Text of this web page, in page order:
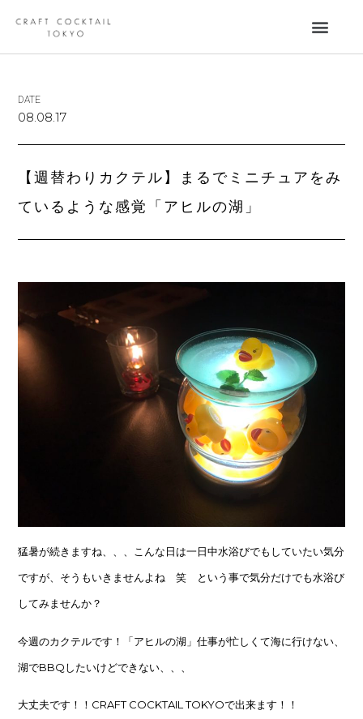
DATE
08.08.17
【週替わりカクテル】まるでミニチュアをみ
ているような感覚「アヒルの湖」
猛暑が続きますね、、、こんな日は一日中水浴びでもしていたい気分
ですが、そうもいきませんよね 笑 という事で気分だけでも水浴び
してみませんか？
今週のカクテルです！「アヒルの湖」仕事が忙しくて海に行けない、
湖でBBQしたいけどできない、、、
大丈夫です！！CRAFT COCKTAIL TOKYOで出来ます！！